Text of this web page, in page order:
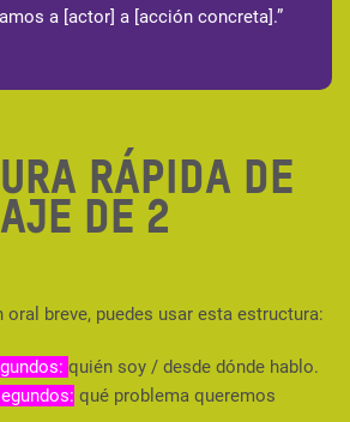
a [actor] a [acción concreta].”
rápida de
de 2
oral breve, puedes usar esta estructura:
quién soy / desde dónde hablo.
qué problema queremos